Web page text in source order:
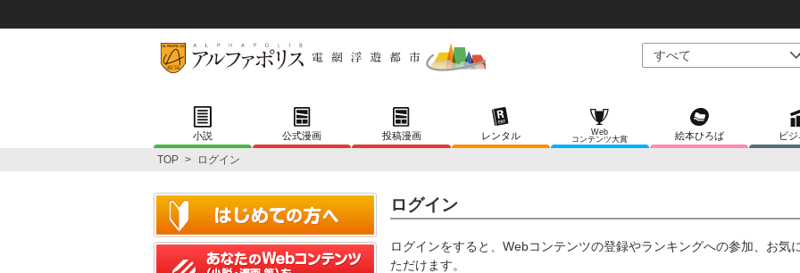
小説 公式漫画 投稿漫画 レンタル
Web
コンテンツ大賞
絵本ひろば ビ
TOP > ログイン
ログイン
ログインをすると、Webコンテンツの登録やランキングへの参加、お気
ただけます。